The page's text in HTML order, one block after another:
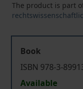
The product is part
Book
ISBN 978-3-
Available